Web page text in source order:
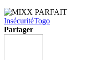
InsécuritéTogo
Partager